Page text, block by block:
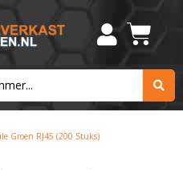
Groen RJ45 (200 Stuks)